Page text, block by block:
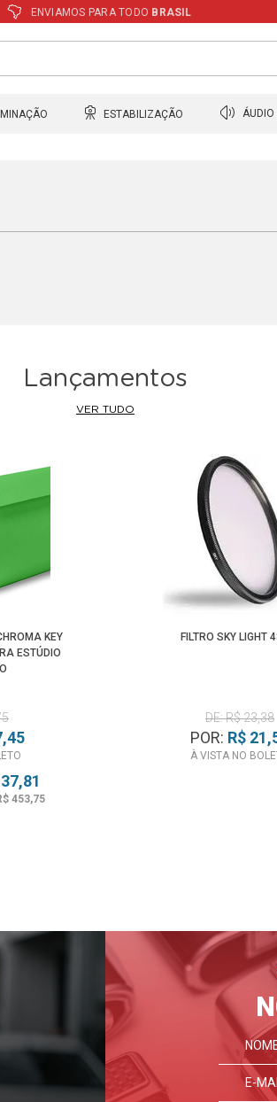
ENVIAMOS PARA TODO BRASIL
ESTABILIZAÇÃO ÁUDIO
Lançamentos
VER TUDO
KEY
ESTÚDIO
453,75
FILTRO SKY LIGHT
DE: R$ 23,38
POR: R$
À VISTA NO